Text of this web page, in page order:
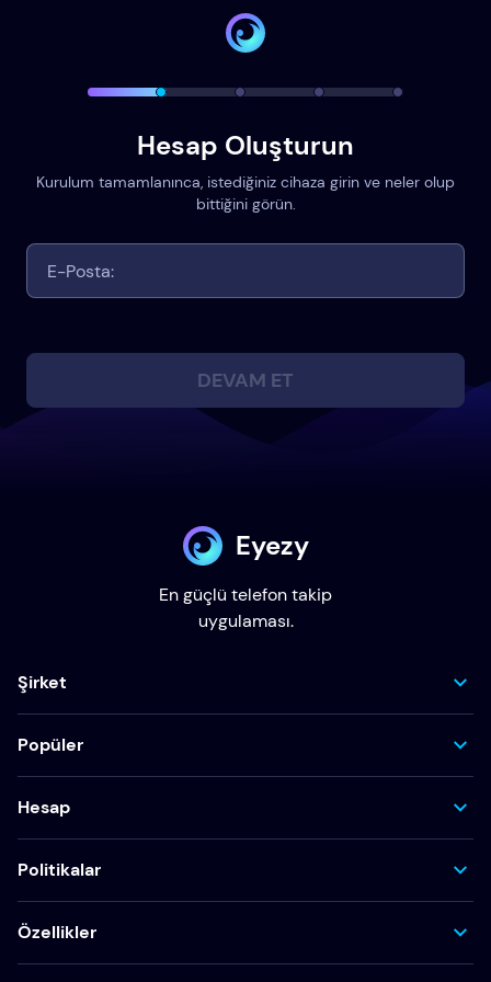
Hesap Oluşturun
Kurulum tamamlanınca, istediğiniz cihaza girin ve neler olup
bittiğini görün.
DEVAM ET
Eyezy
En güçlü telefon takip
uygulaması.
Şirket
Popüler
Hesap
Politikalar
Özellikler